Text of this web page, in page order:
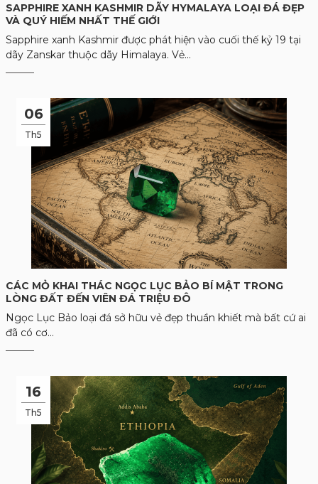
SAPPHIRE XANH KASHMIR DÃY HYMALAYA LOẠI ĐÁ ĐẸP
VÀ QUÝ HIẾM NHẤT THẾ GIỚI
Sapphire xanh Kashmir được phát hiện vào cuối thế kỷ 19 tại
dãy Zanskar thuộc dãy Himalaya. Vẻ...
06
Th5
CÁC MỎ KHAI THÁC NGỌC LỤC BẢO BÍ MẬT TRONG
LÒNG ĐẤT ĐẾN VIÊN ĐÁ TRIỆU ĐÔ
Ngọc Lục Bảo loại đá sở hữu vẻ đẹp thuần khiết mà bất cứ ai
đã có cơ...
16
Th5